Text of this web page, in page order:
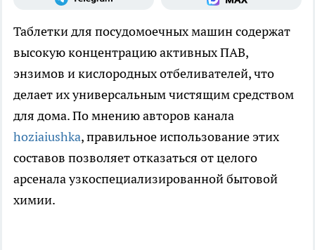
Таблетки для посудомоечных машин содержат
высокую концентрацию активных ПАВ,
энзимов и кислородных отбеливателей, что
делает их универсальным чистящим средством
для дома. По мнению авторов канала
hoziaiushka, правильное использование этих
составов позволяет отказаться от целого
арсенала узкоспециализированной бытовой
химии.